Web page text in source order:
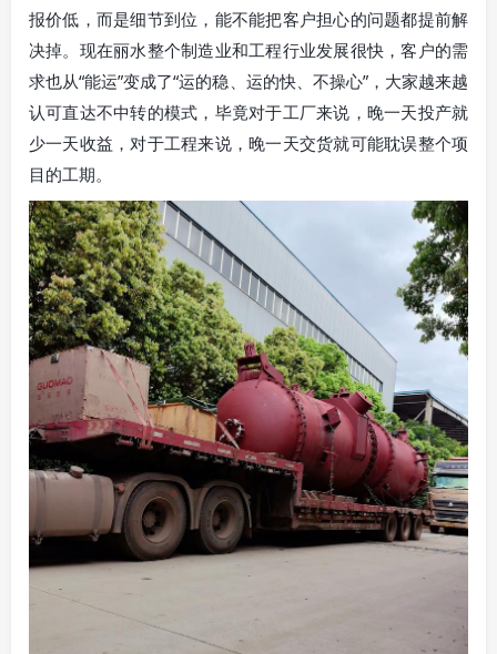
报价低，而是细节到位，能不能把客户担心的问题都提前解
决掉。现在丽水整个制造业和工程行业发展很快，客户的需
求也从“能运”变成了“运的稳、运的快、不操心”，大家越来越
认可直达不中转的模式，毕竟对于工厂来说，晚一天投产就
少一天收益，对于工程来说，晚一天交货就可能耽误整个项
目的工期。